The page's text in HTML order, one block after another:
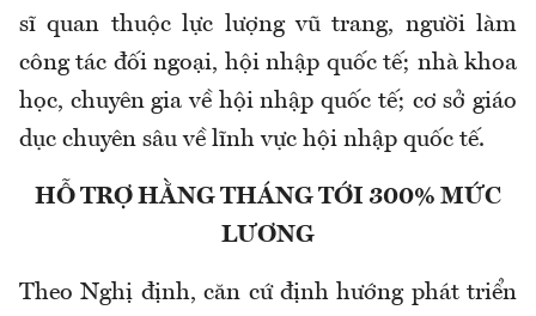
sĩ quan thuộc lực lượng vũ trang, người làm
công tác đối ngoại, hội nhập quốc tế; nhà khoa
học, chuyên gia về hội nhập quốc tế; cơ sở giáo
dục chuyên sâu về lĩnh vực hội nhập quốc tế.
HỖ TRỢ HẰNG THÁNG TỚI 300% MỨC
LƯƠNG
Theo Nghị định, căn cứ định hướng phát triển